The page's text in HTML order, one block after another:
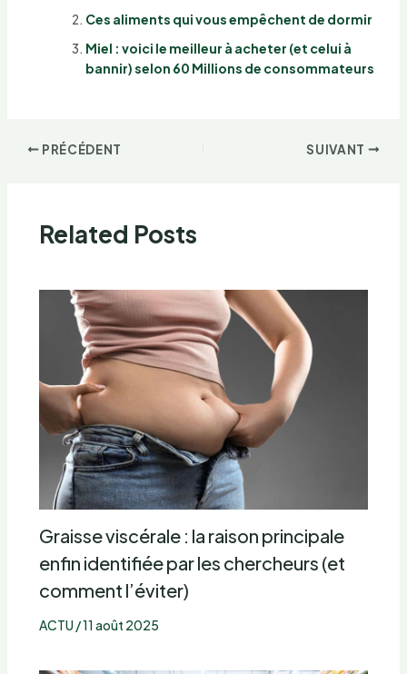
Ces aliments qui vous empêchent de dormir
Miel : voici le meilleur à acheter (et celui à
bannir) selon 60 Millions de consommateurs
PRÉCÉDENT SUIVANT
Related Posts
Graisse viscérale : la raison principale
enfin identifiée par les chercheurs (et
comment l’éviter)
ACTU /11 août 2025